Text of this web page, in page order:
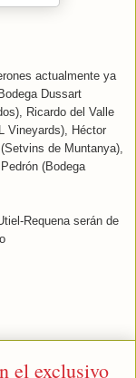
actualmente ya
Dussart
Ricardo del Valle
Vineyards), Héctor
de Muntanya),
(Bodega
Requena serán de
el exclusivo